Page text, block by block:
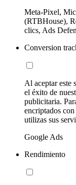
Meta-Pixel,
(RTBHouse),
clics, Ads
Conversion
Al aceptar este
el éxito de
publicitaria.
encriptados
utilizas sus
Google Ads
Rendimiento